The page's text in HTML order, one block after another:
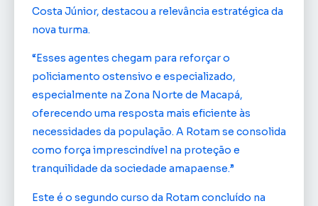
Costa Júnior, destacou a relevância estratégica da
nova turma.
“Esses agentes chegam para reforçar o
policiamento ostensivo e especializado,
especialmente na Zona Norte de Macapá,
oferecendo uma resposta mais eficiente às
necessidades da população. A Rotam se consolida
como força imprescindível na proteção e
tranquilidade da sociedade amapaense.”
Este é o segundo curso da Rotam concluído na